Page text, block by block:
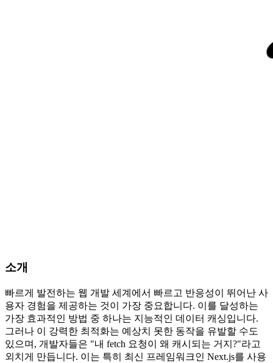
소개
빠르게 발전하는 웹 개발 세계에서 빠르고 반응성이 뛰어난 사
용자 경험을 제공하는 것이 가장 중요합니다. 이를 달성하는
가장 효과적인 방법 중 하나는 지능적인 데이터 캐싱입니다.
그러나 이 강력한 최적화는 예상치 못한 동작을 유발할 수도
있으며, 개발자들은 "내 fetch 요청이 왜 캐시되는 거지?"라고
외치게 만듭니다. 이는 특히 최신 프레임워크인 Next.js를 사용